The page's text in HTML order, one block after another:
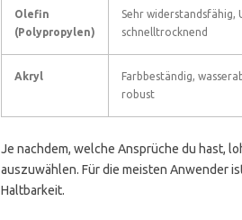
Olefin
(Polypropylen)
Sehr widerstandsfähig,
schnelltrocknend
Akryl
Farbbeständig,
robust
Je nachdem, welche Ansprüche du hast,
auszuwählen. Für die meisten Anwender
Haltbarkeit.